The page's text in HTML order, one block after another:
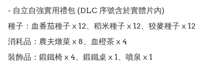
- 自立自強實用禮包 (DLC 序號含於實體片內)
種子：血番茄種子ⅹ12、稻米種子ⅹ12、狡麥種子ⅹ12
消耗品：農夫燉菜ⅹ8、血橙茶ⅹ4
裝飾品：鍛鐵椅ⅹ4、鍛鐵桌ⅹ1、噴泉ⅹ1